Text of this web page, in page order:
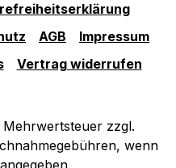
AGB
Impressum
Vertrag widerrufen
Mehrwertsteuer zzgl.
wenn